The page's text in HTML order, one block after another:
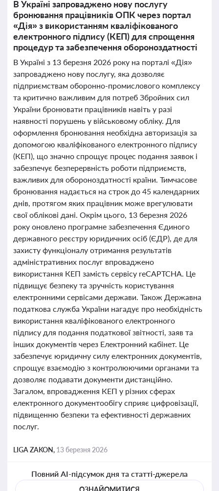
В Україні запроваджено нову послугу
бронювання працівників ОПК через портал
«Дія» з використанням кваліфікованого
електронного підпису (КЕП) для спрощення
процедур та забезпечення обороноздатності
В Україні з 13 березня 2026 року на порталі «Дія»
запроваджено нову послугу, яка дозволяє
підприємствам оборонно-промислового комплексу
та критично важливим для потреб Збройних сил
України бронювати працівників навіть у разі
наявності порушень у військовому обліку. Для
оформлення бронювання необхідна авторизація за
допомогою кваліфікованого електронного підпису
(КЕП), що значно спрощує процес подання заявок і
забезпечує безперервність роботи підприємств,
важливих для обороноздатності країни. Тимчасове
бронювання надається на строк до 45 календарних
днів, протягом яких працівник може врегулювати
свої облікові дані. Окрім цього, 13 березня 2026
року оновлено програмне забезпечення Єдиного
державного реєстру юридичних осіб (ЄДР), де для
захисту функціоналу отримання результатів
адміністративних послуг впроваджено
використання КЕП замість сервісу reCAPTCHA. Це
підвищує безпеку та зручність користування
електронними сервісами держави. Також Державна
податкова служба України нагадує про необхідність
використання кваліфікованого електронного
підпису для подання податкової звітності, заяв та
інших документів через Електронний кабінет. Це
забезпечує юридичну силу електронних документів,
спрощує взаємодію з контролюючими органами та
дозволяє подавати документи дистанційно.
Загалом, впровадження КЕП у різних сферах
електронного документообігу сприяє цифровізації,
підвищенню безпеки та ефективності державних
послуг.
LIGA ZAKON, 13 березня 2026
Повний AI-підсумок дня та статті-джерела
ОЗНАЙОМИТИСЯ